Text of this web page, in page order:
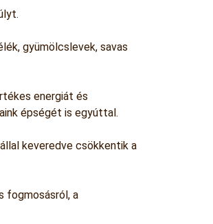
gyümölcslevek, savas
energiát és
épségét is egyúttal.
keveredve csökkentik a
fogmosásról, a